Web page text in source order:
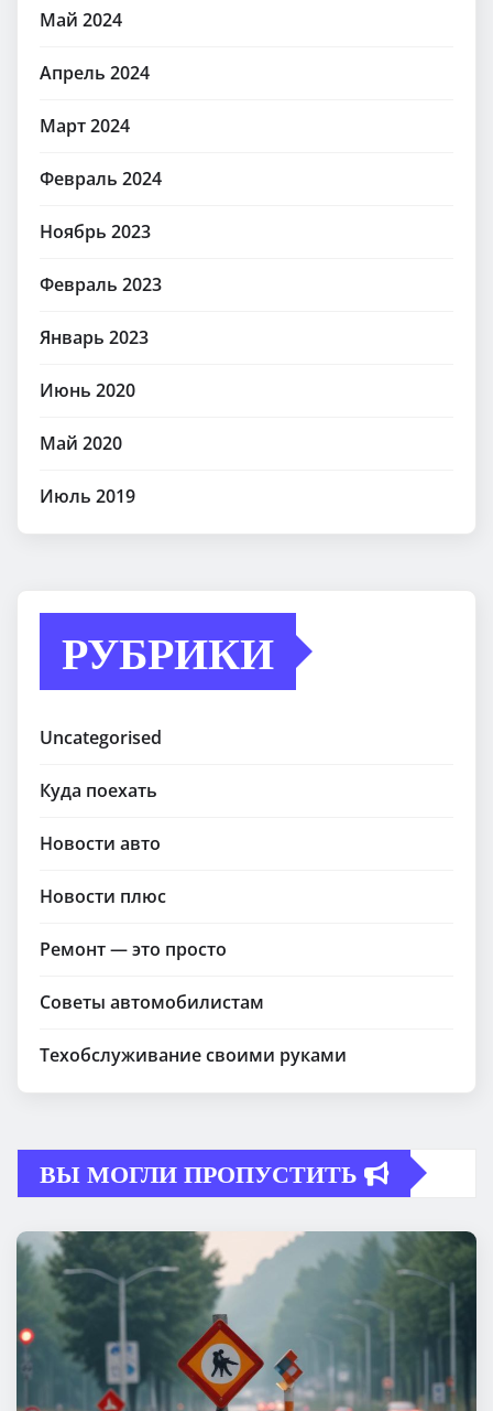
Май 2024
Апрель 2024
Март 2024
Февраль 2024
Ноябрь 2023
Февраль 2023
Январь 2023
Июнь 2020
Май 2020
Июль 2019
РУБРИКИ
Uncategorised
Куда поехать
Новости авто
Новости плюс
Ремонт — это просто
Советы автомобилистам
Техобслуживание своими руками
ВЫ МОГЛИ ПРОПУСТИТЬ